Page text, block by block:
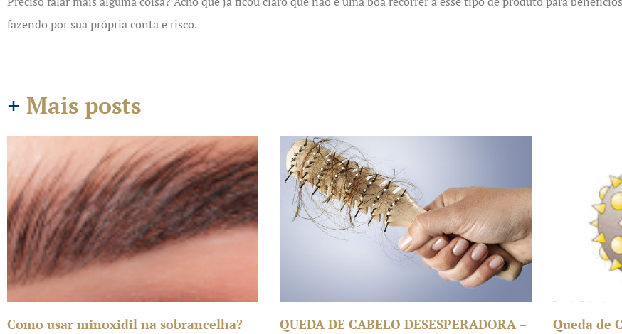
fazendo por sua própria conta e risco.
+ Mais posts
Como usar minoxidil na sobrancelha?
QUEDA DE CABELO DESESPERADORA –
Queda de